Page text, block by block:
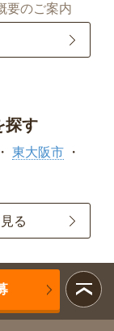
要のご案内
探す
東大阪市
る